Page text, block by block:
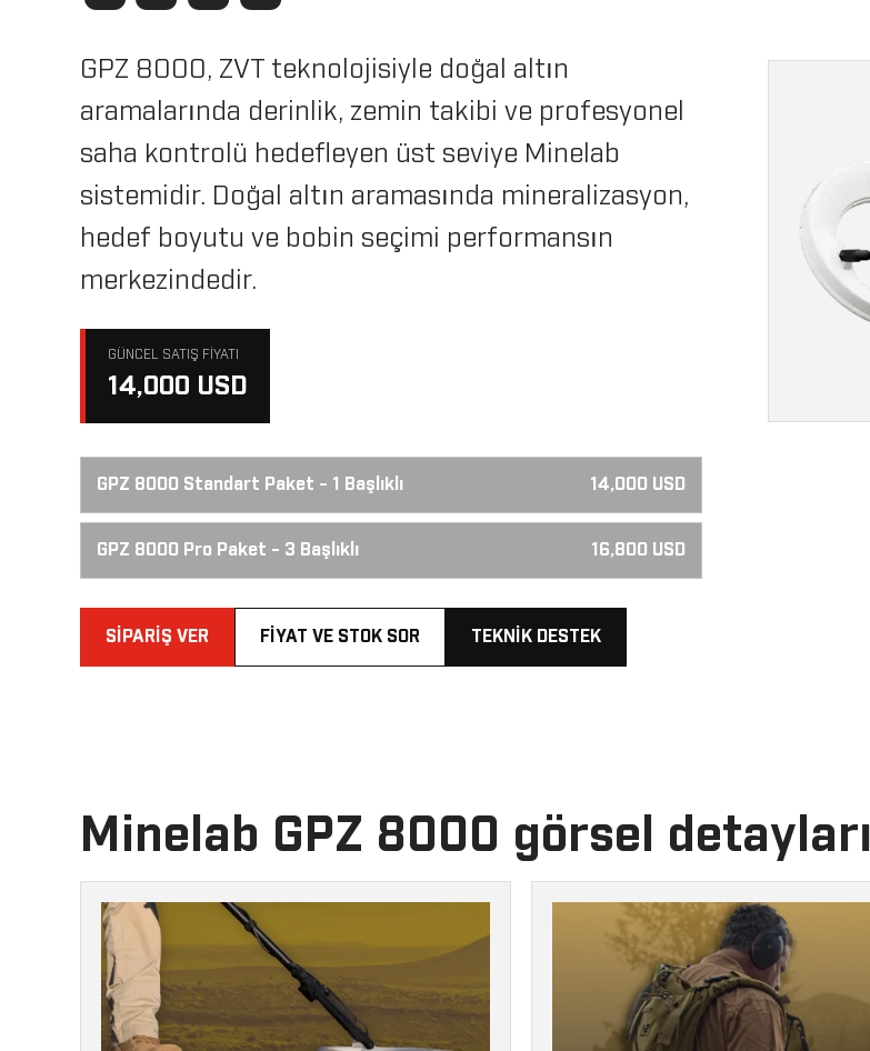
GPZ 8000, ZVT teknolojisiyle doğal altın
aramalarında derinlik, zemin takibi ve profesyonel
saha kontrolü hedefleyen üst seviye Minelab
sistemidir. Doğal altın aramasında mineralizasyon,
hedef boyutu ve bobin seçimi performansın
merkezindedir.
GÜNCEL SATIŞ FIYATI
14,000 USD
GPZ 8000 Standart Paket - 1 Başlıklı 14,000 USD
GPZ 8000 Pro Paket - 3 Başlıklı 16,800 USD
SIPARIŞ VER FIYAT VE STOK SOR TEKNIK DESTEK
Minelab GPZ 8000 görsel detayları